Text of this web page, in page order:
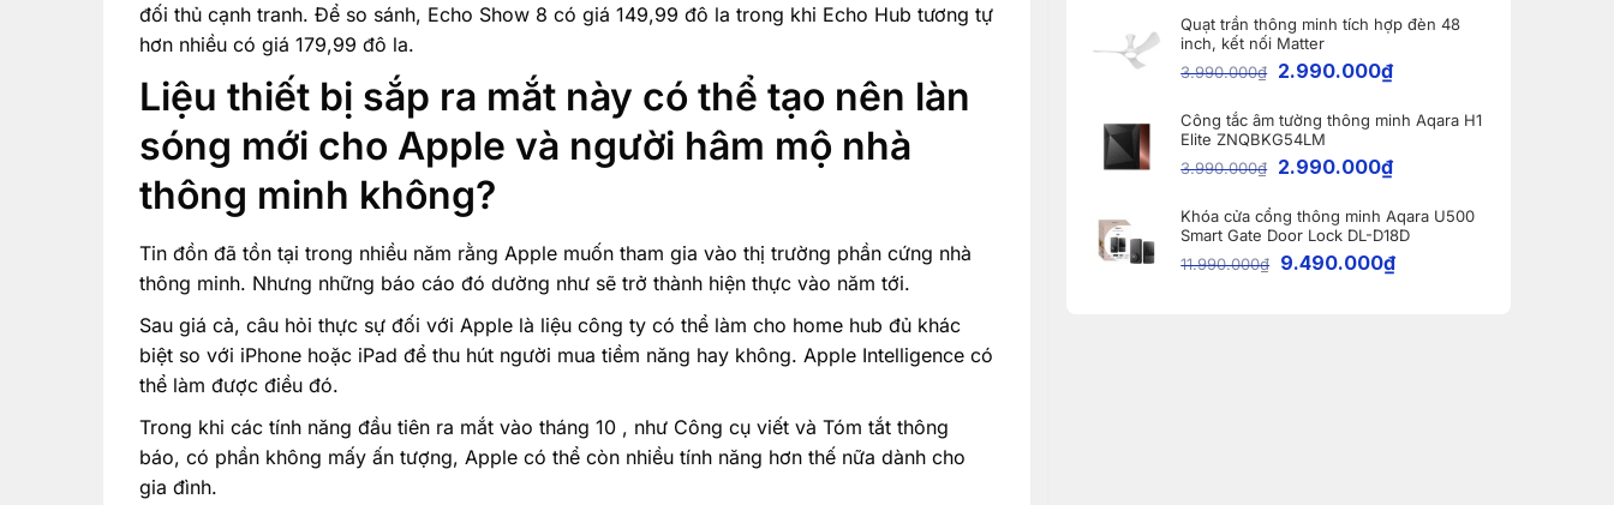
đối thủ cạnh tranh. Để so sánh, Echo Show 8 có giá 149,99 đô la trong khi Echo Hub tương tự
hơn nhiều có giá 179,99 đô la.
Liệu thiết bị sắp ra mắt này có thể tạo nên làn
sóng mới cho Apple và người hâm mộ nhà
thông minh không?
Tin đồn đã tồn tại trong nhiều năm rằng Apple muốn tham gia vào thị trường phần cứng nhà
thông minh. Nhưng những báo cáo đó dường như sẽ trở thành hiện thực vào năm tới.
Sau giá cả, câu hỏi thực sự đối với Apple là liệu công ty có thể làm cho home hub đủ khác
biệt so với iPhone hoặc iPad để thu hút người mua tiềm năng hay không. Apple Intelligence có
thể làm được điều đó.
Trong khi các tính năng đầu tiên ra mắt vào tháng 10 , như Công cụ viết và Tóm tắt thông
báo, có phần không mấy ấn tượng, Apple có thể còn nhiều tính năng hơn thế nữa dành cho
gia đình.
Quạt trần thông minh tích hợp đèn 48
inch, kết nối Matter
3.990.000₫ 2.990.000₫
Công tắc âm tường thông minh Aqara H1
Elite ZNQBKG54LM
3.990.000₫ 2.990.000₫
Khóa cửa cổng thông minh Aqara U500
Smart Gate Door Lock DL-D18D
11.990.000₫ 9.490.000₫